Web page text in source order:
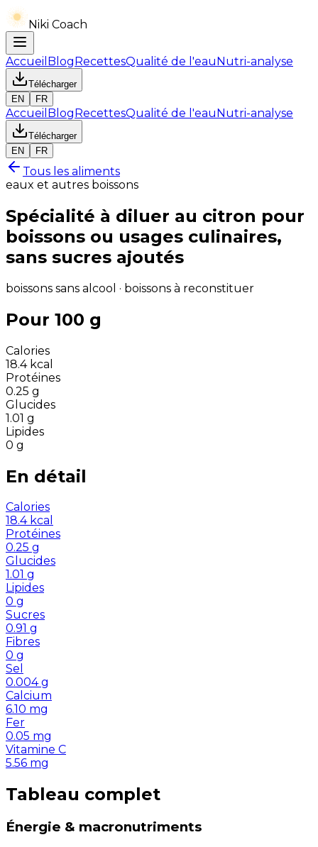
Niki Coach
Accueil BlogRecettesQualité de l'eauNutri-analyse
Télécharger
EN
FR
Accueil BlogRecettesQualité de l'eauNutri-analyse
Télécharger
EN
FR
Tous les aliments
eaux et autres boissons
Spécialité à diluer au citron pour
boissons ou usages culinaires,
sans sucres ajoutés
boissons sans alcool · boissons à reconstituer
Pour 100 g
Calories
18.4 kcal
Protéines
0.25 g
Glucides
1.01 g
Lipides
0 g
En détail
Calories
18.4 kcal
Protéines
0.25 g
Glucides
1.01 g
Lipides
0 g
Sucres
0.91 g
Fibres
0 g
Sel
0.004 g
Calcium
6.10 mg
Fer
0.05 mg
Vitamine C
5.56 mg
Tableau complet
Énergie & macronutriments